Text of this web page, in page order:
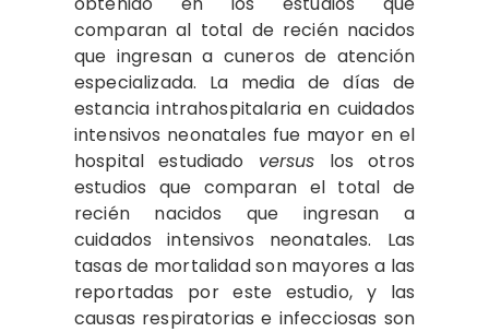
comparan al total de recién nacidos
que ingresan a cuneros de atención
especializada. La media de días de
estancia intrahospitalaria en cuidados
intensivos neonatales fue mayor en el
hospital estudiado versus los otros
estudios que comparan el total de
recién nacidos que ingresan a
cuidados intensivos neonatales. Las
tasas de mortalidad son mayores a las
reportadas por este estudio, y las
causas respiratorias e infecciosas son